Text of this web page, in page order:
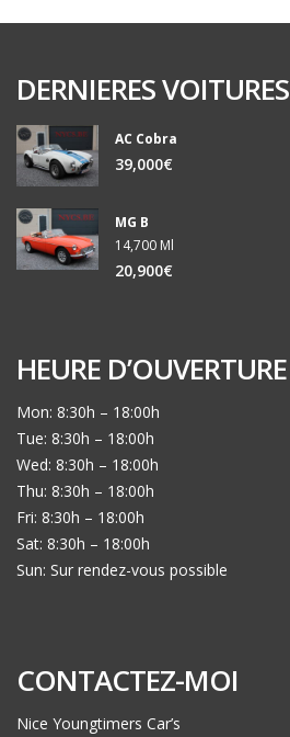
DERNIERES VOITURES
AC Cobra
39,000€
MG B
14,700 Ml
20,900€
HEURE D’OUVERTURE
Mon: 8:30h – 18:00h
Tue: 8:30h – 18:00h
Wed: 8:30h – 18:00h
Thu: 8:30h – 18:00h
Fri: 8:30h – 18:00h
Sat: 8:30h – 18:00h
Sun: Sur rendez-vous possible
CONTACTEZ-MOI
Nice Youngtimers Car’s